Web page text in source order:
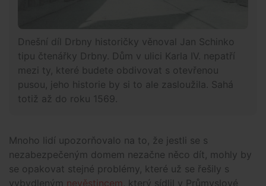
Dnešní díl Drbny historičky věnoval Jan Schinko
tipu čtenářky Drbny. Dům v ulici Karla IV. nepatří
mezi ty, které budete obdivovat s otevřenou
pusou, jeho historie by si to ale zasloužila. Sahá
totiž až do roku 1569.
Mnoho lidí upozorňovalo na to, že jestli se s
nezabezpečeným domem nezačne něco dít, mohly by
se opakovat stejné problémy, které už se řešily s
vybydleným nevěstincem , který sídlil v Průmyslové